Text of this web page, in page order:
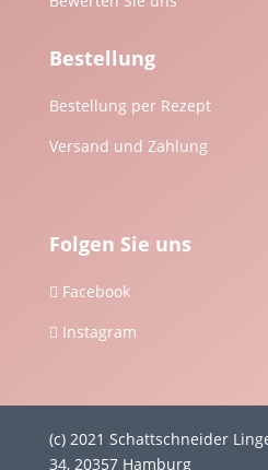
Bestellung
Bestellung per Rezept
Versand und Zahlung
Folgen Sie uns
 Facebook
 Instagram
(c) 2021 Schattschneider
34, 20357 Hamburg